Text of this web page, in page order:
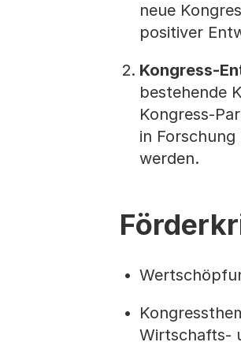
neue
positiver
Kongress-
bestehende
Kongress-
in
werden.
Wirtschafts-